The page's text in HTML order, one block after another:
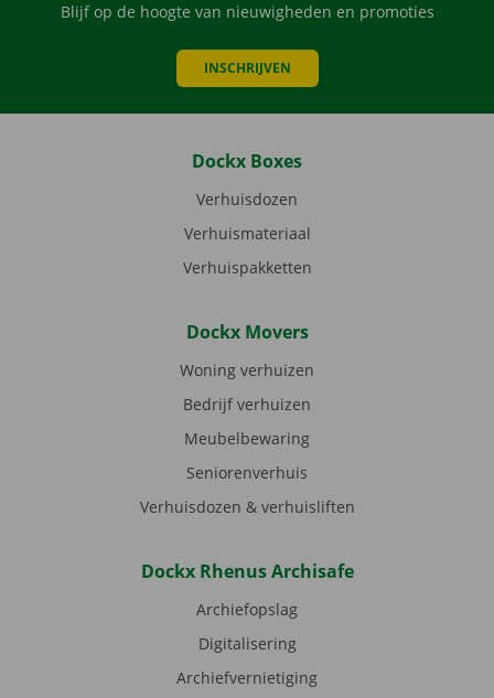
Blijf op de hoogte van nieuwigheden en promoties
INSCHRIJVEN
Dockx Boxes
Verhuisdozen
Verhuismateriaal
Verhuispakketten
Dockx Movers
Woning verhuizen
Bedrijf verhuizen
Meubelbewaring
Seniorenverhuis
Verhuisdozen & verhuisliften
Dockx Rhenus Archisafe
Archiefopslag
Digitalisering
Archiefvernietiging